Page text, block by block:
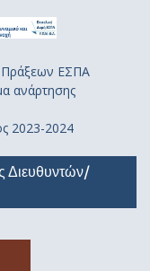
Πράξεων ΕΣΠΑ
ανάρτησης
2023-2024
Διευθυντών/